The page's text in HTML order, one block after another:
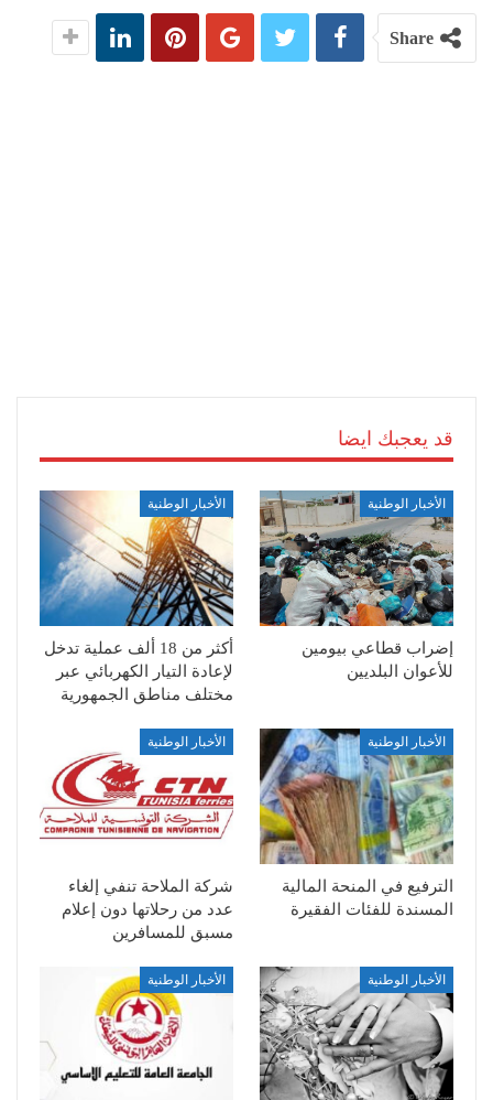
Share
قد يعجبك ايضا
الأخبار الوطنية
إضراب قطاعي بيومين
للأعوان البلديين
الأخبار الوطنية
أكثر من 18 ألف عملية تدخل
لإعادة التيار الكهربائي عبر
مختلف مناطق الجمهورية
الأخبار الوطنية
الترفيع في المنحة المالية
المسندة للفئات الفقيرة
الأخبار الوطنية
شركة الملاحة تنفي إلغاء
عدد من رحلاتها دون إعلام
مسبق للمسافرين
الأخبار الوطنية الأخبار الوطنية